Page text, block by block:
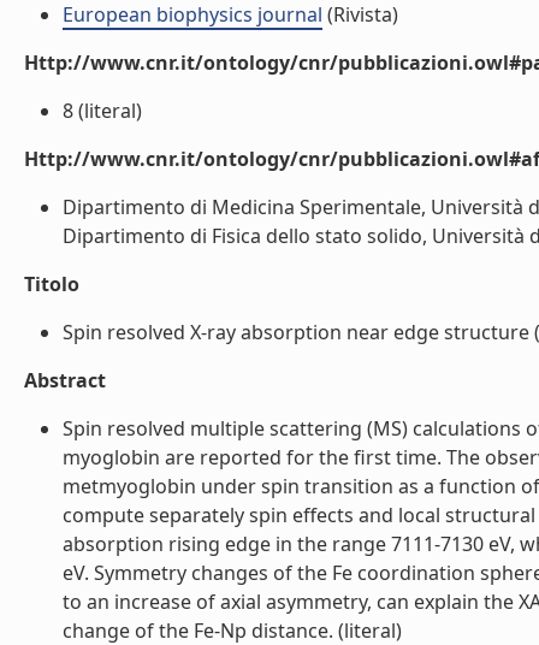
European biophysics journal (Rivista)
Http://www.cnr.it/ontology/cnr/
8 (literal)
Http://www.cnr.it/ontology/cnr/
Dipartimento di Medicina Sperimentale, Università
Dipartimento di Fisica dello stato solido, Università
Titolo
Spin resolved X-ray absorption near edge
Abstract
Spin resolved multiple scattering (MS) calculations
myoglobin are reported for the first time. The
metmyoglobin under spin transition as a function
compute separately spin effects and local
absorption rising edge in the range 7111-7130 eV,
eV. Symmetry changes of the Fe coordination
to an increase of axial asymmetry, can explain the
change of the Fe-Np distance. (literal)